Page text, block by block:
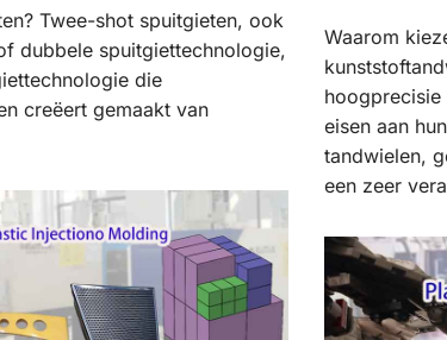
Waarom
hoogprecisie
eisen aan
tandwielen,
een zeer
Twee-shot spuitgieten, ook
dubbele spuitgiettechnologie,
die
creëert gemaakt van